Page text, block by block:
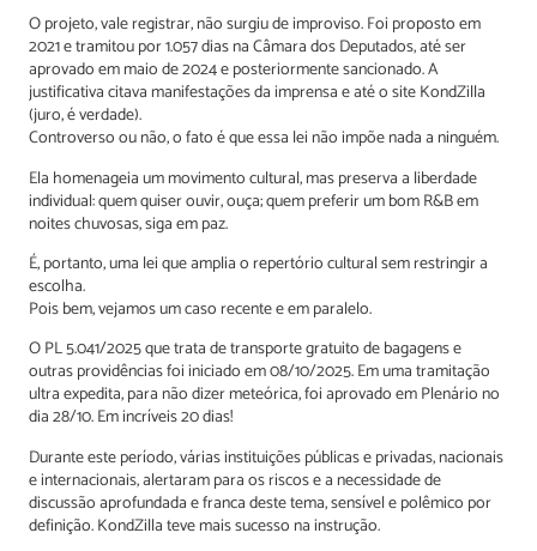
O projeto, vale registrar, não surgiu de improviso. Foi proposto em
2021 e tramitou por 1.057 dias na Câmara dos Deputados, até ser
aprovado em maio de 2024 e posteriormente sancionado. A
justificativa citava manifestações da imprensa e até o site KondZilla
(juro, é verdade).
Controverso ou não, o fato é que essa lei não impõe nada a ninguém.
Ela homenageia um movimento cultural, mas preserva a liberdade
individual: quem quiser ouvir, ouça; quem preferir um bom R&B em
noites chuvosas, siga em paz.
É, portanto, uma lei que amplia o repertório cultural sem restringir a
escolha.
Pois bem, vejamos um caso recente e em paralelo.
O PL 5.041/2025 que trata de transporte gratuito de bagagens e
outras providências foi iniciado em 08/10/2025. Em uma tramitação
ultra expedita, para não dizer meteórica, foi aprovado em Plenário no
dia 28/10. Em incríveis 20 dias!
Durante este período, várias instituições públicas e privadas, nacionais
e internacionais, alertaram para os riscos e a necessidade de
discussão aprofundada e franca deste tema, sensível e polêmico por
definição. KondZilla teve mais sucesso na instrução.